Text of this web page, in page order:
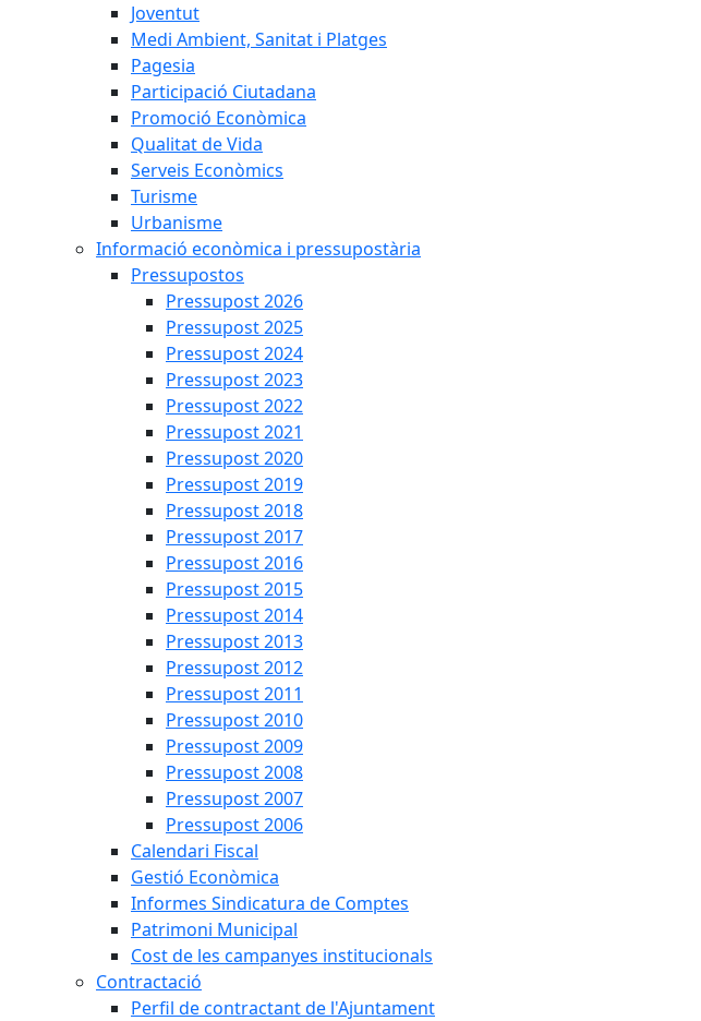
Joventut
Medi Ambient, Sanitat i Platges
Pagesia
Participació Ciutadana
Promoció Econòmica
Qualitat de Vida
Serveis Econòmics
Turisme
Urbanisme
Informació econòmica i pressupostària
Pressupostos
Pressupost 2026
Pressupost 2025
Pressupost 2024
Pressupost 2023
Pressupost 2022
Pressupost 2021
Pressupost 2020
Pressupost 2019
Pressupost 2018
Pressupost 2017
Pressupost 2016
Pressupost 2015
Pressupost 2014
Pressupost 2013
Pressupost 2012
Pressupost 2011
Pressupost 2010
Pressupost 2009
Pressupost 2008
Pressupost 2007
Pressupost 2006
Calendari Fiscal
Gestió Econòmica
Informes Sindicatura de Comptes
Patrimoni Municipal
Cost de les campanyes institucionals
Contractació
Perfil de contractant de l'Ajuntament